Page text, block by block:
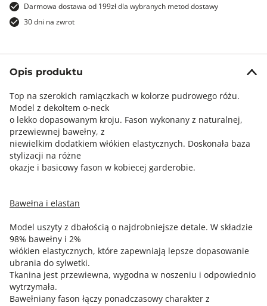
Darmowa dostawa od 199zł dla wybranych metod dostawy
30 dni na zwrot
Opis produktu
Top na szerokich ramiączkach w kolorze pudrowego różu.
Model z dekoltem o-neck
o lekko dopasowanym kroju. Fason wykonany z naturalnej,
przewiewnej bawełny, z
niewielkim dodatkiem włókien elastycznych. Doskonała baza
stylizacji na różne
okazje i basicowy fason w kobiecej garderobie.
Bawełna i elastan
Model uszyty z dbałością o najdrobniejsze detale. W składzie
98% bawełny i 2%
włókien elastycznych, które zapewniają lepsze dopasowanie
ubrania do sylwetki.
Tkanina jest przewiewna, wygodna w noszeniu i odpowiednio
wytrzymała.
Bawełniany fason łączy ponadczasowy charakter z